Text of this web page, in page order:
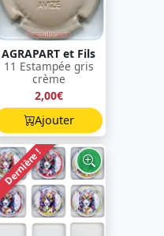
AGRAPART et Fils
11 Estampée gris
crème
2,00€
Ajouter
Dernière !